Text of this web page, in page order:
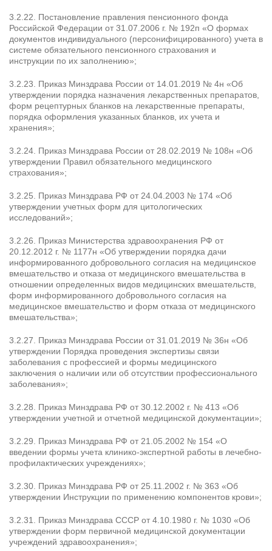
3.2.22. Постановление правления пенсионного фонда
Российской Федерации от 31.07.2006 г. № 192п «О формах
документов индивидуального (персонифицированного) учета в
системе обязательного пенсионного страхования и
инструкции по их заполнению»;
3.2.23. Приказ Минздрава России от 14.01.2019 № 4н «Об
утверждении порядка назначения лекарственных препаратов,
форм рецептурных бланков на лекарственные препараты,
порядка оформления указанных бланков, их учета и
хранения»;
3.2.24. Приказ Минздрава России от 28.02.2019 № 108н «Об
утверждении Правил обязательного медицинского
страхования»;
3.2.25. Приказ Минздрава РФ от 24.04.2003 № 174 «Об
утверждении учетных форм для цитологических
исследований»;
3.2.26. Приказ Министерства здравоохранения РФ от
20.12.2012 г. № 1177н «Об утверждении порядка дачи
информированного добровольного согласия на медицинское
вмешательство и отказа от медицинского вмешательства в
отношении определенных видов медицинских вмешательств,
форм информированного добровольного согласия на
медицинское вмешательство и форм отказа от медицинского
вмешательства»;
3.2.27. Приказ Минздрава России от 31.01.2019 № 36н «Об
утверждении Порядка проведения экспертизы связи
заболевания с профессией и формы медицинского
заключения о наличии или об отсутствии профессионального
заболевания»;
3.2.28. Приказ Минздрава РФ от 30.12.2002 г. № 413 «Об
утверждении учетной и отчетной медицинской документации»;
3.2.29. Приказ Минздрава РФ от 21.05.2002 № 154 «О
введении формы учета клинико-экспертной работы в лечебно-
профилактических учреждениях»;
3.2.30. Приказ Минздрава РФ от 25.11.2002 г. № 363 «Об
утверждении Инструкции по применению компонентов крови»;
3.2.31. Приказ Минздрава СССР от 4.10.1980 г. № 1030 «Об
утверждении форм первичной медицинской документации
учреждений здравоохранения»;